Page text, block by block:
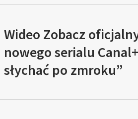
Wideo Zobacz
nowego serialu
słychać po zmroku”